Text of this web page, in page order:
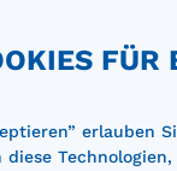
belastbar,FÜR
erlauben
diese